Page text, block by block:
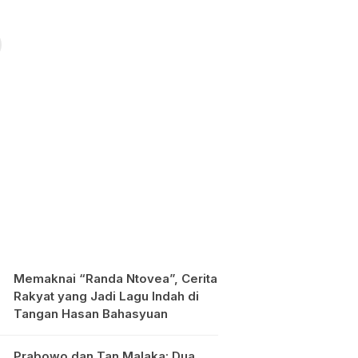
Memaknai “Randa Ntovea”, Cerita
Rakyat yang Jadi Lagu Indah di
Tangan Hasan Bahasyuan